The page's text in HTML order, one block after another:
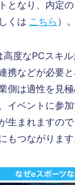
となり、内定
くは こちら ）。
高度なPCスキ
携などが必要
側は適性を見
イベントに参
生まれますの
もつながります